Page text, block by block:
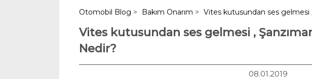
Otomobil Blog > Bakım Onarım > Vites kutusundan ses gelmesi
Vites kutusundan ses gelmesi ,
Nedir?
08.01.2019